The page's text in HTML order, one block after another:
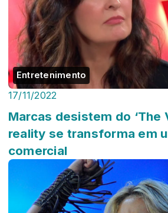
Entretenimento
17/11/2022
Marcas desistem do ‘The
reality se transforma em
comercial